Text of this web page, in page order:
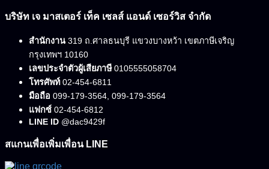
บริษัท เจ มาสเตอร์ เท็ค เซลส์ แอนด์ เซอร์วิส จำกัด
สำนักงาน 319 ถ.ศาลธนบุรี แขวงบางหว้า เขตภาษีเจริญ
กรุงเทพฯ 10160
เลขประจำตัวผู้เสียภาษี0105555058704
โทรศัพท์02-454-6811
มือถือ 099-179-3564, 099-179-3564
แฟกซ์ 02-454-6812
LINE ID @dac9429f
สแกนเพื่อเพิ่มเพื่อน LINE